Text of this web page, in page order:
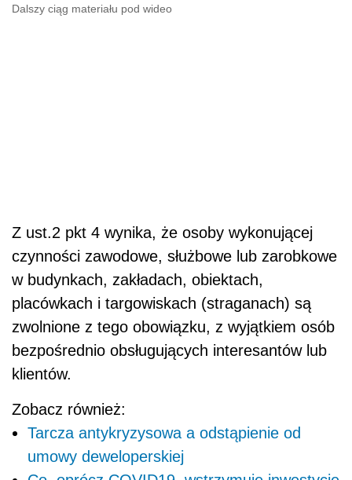
Dalszy ciąg materiału pod wideo
Z ust.2 pkt 4 wynika, że osoby wykonującej
czynności zawodowe, służbowe lub zarobkowe
w budynkach, zakładach, obiektach,
placówkach i targowiskach (straganach) są
zwolnione z tego obowiązku, z wyjątkiem osób
bezpośrednio obsługujących interesantów lub
klientów.
Zobacz również:
Tarcza antykryzysowa a odstąpienie od
umowy deweloperskiej